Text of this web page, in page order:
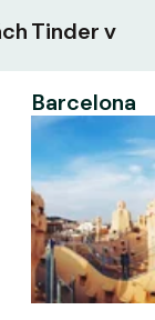
Tinder v
Barcelona